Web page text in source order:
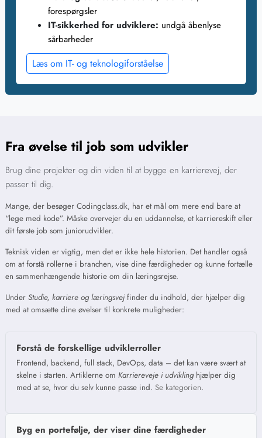
forespørgsler
IT-sikkerhed for udviklere: undgå åbenlyse
sårbarheder
Læs om IT- og teknologiforståelse
Fra øvelse til job som udvikler
Brug dine projekter og din viden til at bygge en karrierevej, der
passer til dig.
Mange, der besøger Codingclass.dk, har et mål om mere end bare at
“lege med kode”. Måske overvejer du en uddannelse, et karriereskift eller
dit første job som juniorudvikler.
Teknisk viden er vigtig, men det er ikke hele historien. Det handler også
om at forstå rollerne i branchen, vise dine færdigheder og kunne fortælle
en sammenhængende historie om din læringsrejse.
Under Studie, karriere og læringsvejfinder du indhold, der hjælper dig
med at omsætte dine øvelser til konkrete muligheder:
Forstå de forskellige udviklerroller
Frontend, backend, full stack, DevOps, data – det kan være svært at
skelne i starten. Artiklerne om Karriereveje i udviklinghjælper dig
med at se, hvor du selv kunne passe ind. Se kategorien.
Byg en portefølje, der viser dine færdigheder